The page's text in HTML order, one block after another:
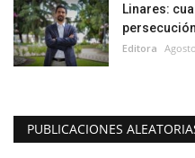
Linares:
persecución
Editora
PUBLICACIONES